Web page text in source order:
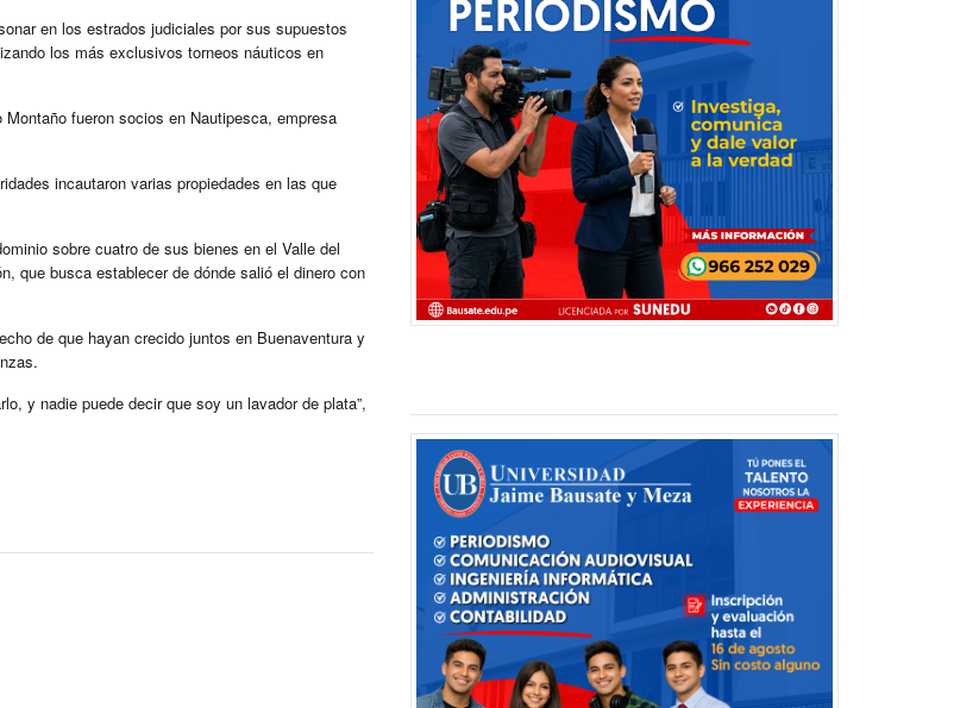
en los estrados judiciales por sus supuestos
los más exclusivos torneos náuticos en
fueron socios en Nautipesca, empresa
incautaron varias propiedades en las que
sobre cuatro de sus bienes en el Valle del
que busca establecer de dónde salió el dinero con
de que hayan crecido juntos en Buenaventura y
y nadie puede decir que soy un lavador de plata”,